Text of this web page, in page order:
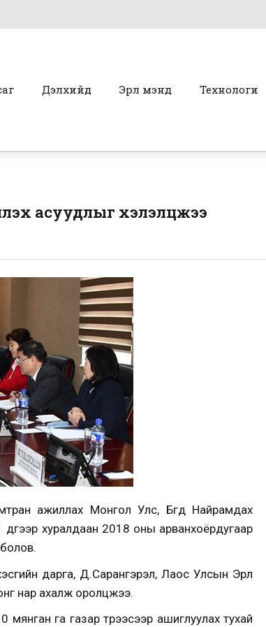
Дэлхийд Эрүүл мэнд Технологи
асуудлыг хэлэлцжээ
ажиллах Монгол Улс, Бүгд Найрамдах
хуралдаан 2018 оны арванхоёрдугаар
дарга, Д.Сарангэрэл, Лаос Улсын Эрүүл
нар ахалж оролцжээ.
га газар түрээсээр ашиглуулах тухай